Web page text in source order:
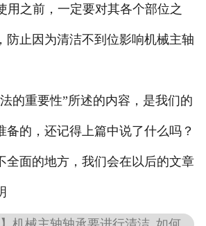
用之前，一定要对其各个部位之
防止因为清洁不到位影响机械主轴
的重要性”所述的内容，是我们的
备的，还记得上篇中说了什么吗？
全面的地方，我们会在以后的文章